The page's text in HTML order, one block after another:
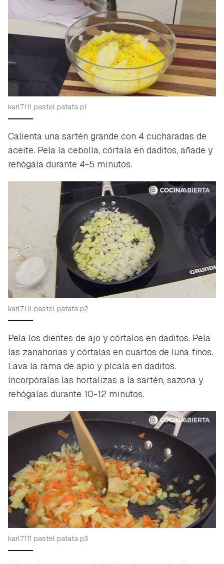
Guardar como favorito
Para poder guardar como favorito, primero has de
iniciar sesión con tu cuenta de Hogarmanía.
INICIAR SESIÓN CANCELAR
karl7111 pastel patata p1
Calienta una sartén grande con 4 cucharadas de
aceite. Pela la cebolla, córtala en daditos, añade y
rehógala durante 4-5 minutos.
karl7111 pastel patata p2
Pela los dientes de ajo y córtalos en daditos. Pela
las zanahorias y córtalas en cuartos de luna finos.
Lava la rama de apio y pícala en daditos.
Incorpóralas las hortalizas a la sartén, sazona y
rehógalas durante 10-12 minutos.
karl7111 pastel patata p3
Contenido enviado
Gracias por suscribirte a nuestro boletín.
ACEPTAR